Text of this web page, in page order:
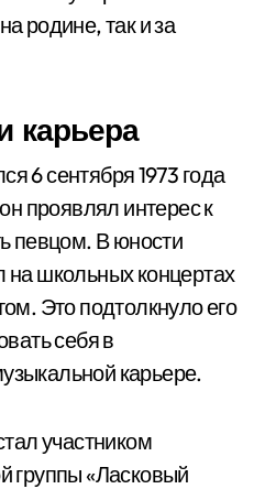
родине, так и за
карьера
6 сентября 1973 года
проявлял интерес к
певцом. В юности
школьных концертах
Это подтолкнуло его
себя в
карьере.
участником
группы «Ласковый